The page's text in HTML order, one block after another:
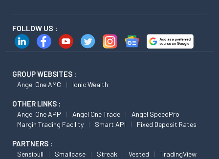
FOLLOW US :
GROUP WEBSITES :
Angel One AMC Ionic Wealth
OTHER LINKS :
Angel One APP Angel One Trade
Angel SpeedPro
Margin Trading Facility
Smart API Fixed Deposit Rates
PARTNERS :
Sensibull Smallcase Streak Vested TradingView